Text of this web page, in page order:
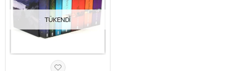
TÜKENDI